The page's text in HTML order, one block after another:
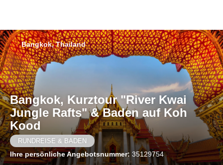
Bangkok, Kurztour "River Kwai
Jungle Rafts" & Baden auf Koh
Kood
RUNDREISE & BADEN
Ihre persönliche Angebotsnummer: 35129754
Bangkok, Thailand